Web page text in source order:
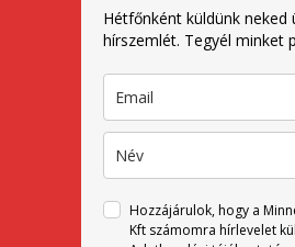
Hétfőnként küldünk neked
hírszemlét. Tegyél minket
Hozzájárulok, hogy a
Kft számomra hírlevelet